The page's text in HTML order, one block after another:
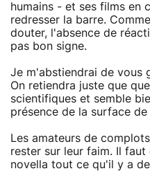
humains - et ses films en
redresser la barre.
douter, l'absence de
pas bon signe.
Je m'abstiendrai de vous
On retiendra juste que
scientifiques et semble
présence de la surface
Les amateurs de
rester sur leur faim. Il
novella tout ce qu'il y a